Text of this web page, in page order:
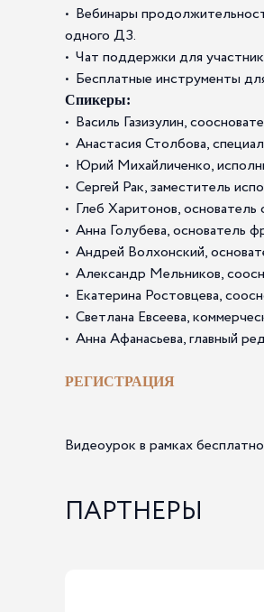
• Вебинары
одного ДЗ.
• Чат поддержки для
• Бесплатные инструменты
Спикеры:
• Василь Газизулин,
• Анастасия Столбова,
• Юрий Михайличенко,
• Сергей Рак, заместитель
• Глеб Харитонов,
• Анна Голубева, основатель
• Андрей Волхонский,
• Александр Мельников,
• Екатерина Ростовцева,
• Светлана Евсеева,
• Анна Афанасьева, главный
РЕГИСТРАЦИЯ
Видеоурок в рамках
ПАРТНЕРЫ